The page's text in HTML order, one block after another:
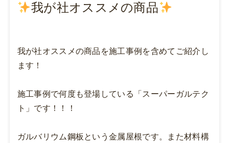
我が社オススメの商品
我が社オススメの商品を施工事例を含めてご紹介し
ます！
施工事例で何度も登場している「スーパーガルテク
ト」です！！！
ガルバリウム鋼板という金属屋根です。また材料構